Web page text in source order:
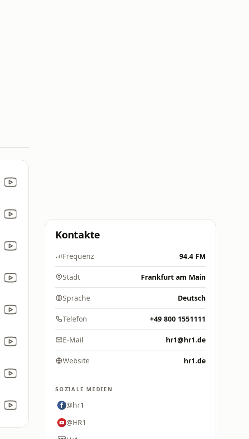
Kontakte
Frequenz 94.4 FM
Stadt Frankfurt am Main
Sprache Deutsch
Telefon +49 800 1551111
E-Mail hr1@hr1.de
Website hr1.de
SOZIALE MEDIEN
@hr1
@HR1